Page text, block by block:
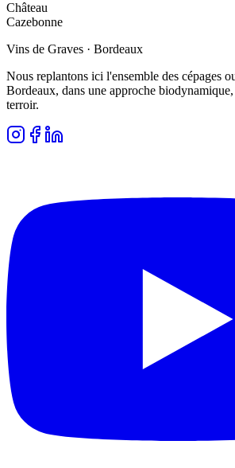
Château
Cazebonne
Vins de Graves · Bordeaux
Nous replantons ici l'ensemble des cépages
Bordeaux, dans une approche biodynamique,
terroir.